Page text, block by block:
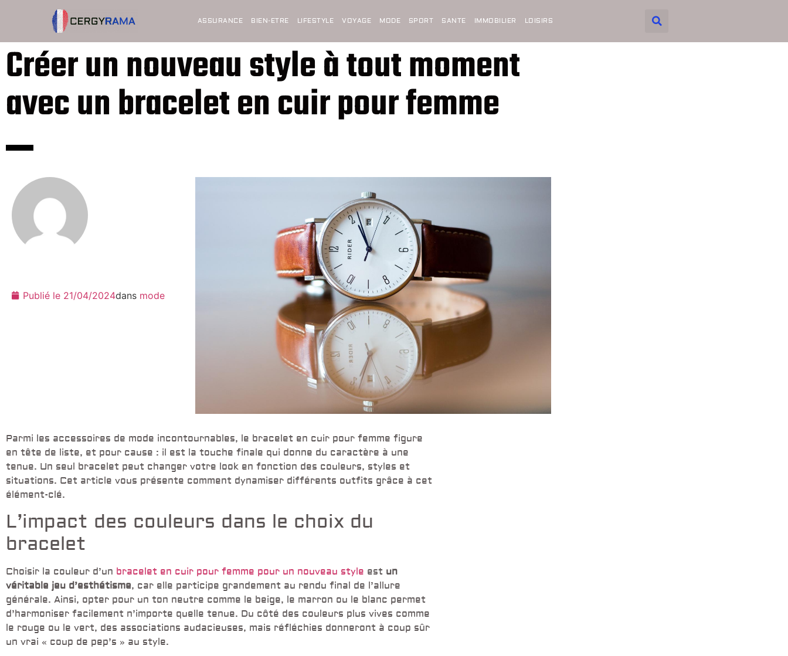
ASSURANCE BIEN-ETRE LIFESTYLE VOYAGE MODE SPORT SANTE IMMOBILIER LOISIRS
Créer un nouveau style à tout moment
avec un bracelet en cuir pour femme
Publié le 21/04/2024dans mode
Parmi les accessoires de mode incontournables, le bracelet en cuir pour femme figure
en tête de liste, et pour cause : il est la touche finale qui donne du caractère à une
tenue. Un seul bracelet peut changer votre look en fonction des couleurs, styles et
situations. Cet article vous présente comment dynamiser différents outfits grâce à cet
élément-clé.
L’impact des couleurs dans le choix du
bracelet
Choisir la couleur d’un bracelet en cuir pour femme pour un nouveau style est un
véritable jeu d’esthétisme, car elle participe grandement au rendu final de l’allure
générale. Ainsi, opter pour un ton neutre comme le beige, le marron ou le blanc permet
d’harmoniser facilement n’importe quelle tenue. Du côté des couleurs plus vives comme
le rouge ou le vert, des associations audacieuses, mais réfléchies donneront à coup sûr
un vrai « coup de pep’s » au style.